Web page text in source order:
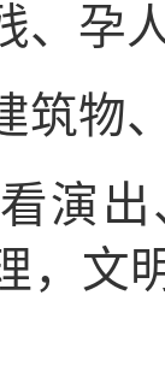
、孕
物、
出
，文